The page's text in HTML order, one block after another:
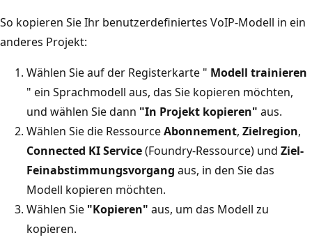
So kopieren Sie Ihr benutzerdefiniertes VoIP-Modell in ein
anderes Projekt:
Wählen Sie auf der Registerkarte " Modell trainieren
" ein Sprachmodell aus, das Sie kopieren möchten,
und wählen Sie dann "In Projekt kopieren" aus.
Wählen Sie die RessourceAbonnement, Zielregion,
Connected KI Service(Foundry-Ressource) und Ziel-
Feinabstimmungsvorgang aus, in den Sie das
Modell kopieren möchten.
Wählen Sie "Kopieren" aus, um das Modell zu
kopieren.